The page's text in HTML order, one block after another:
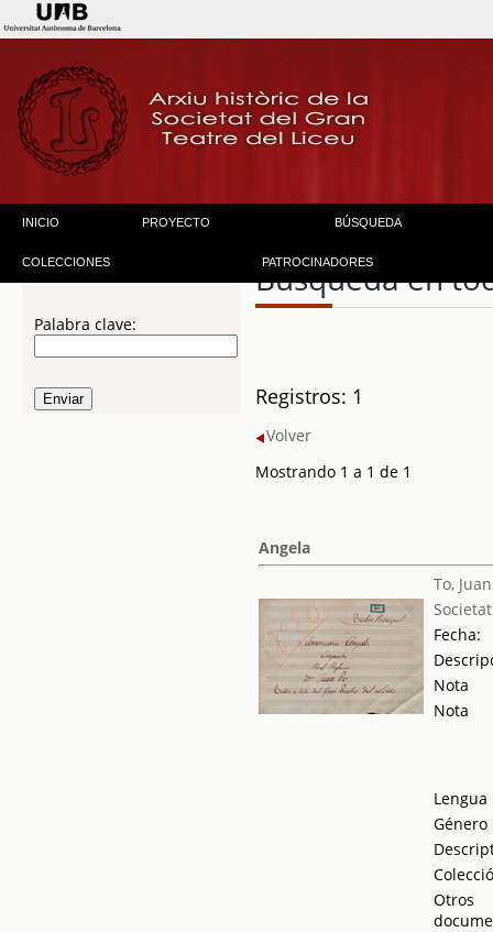
INICIO PROYECTO BÚSQUEDA
COLECCIONES PATROCINADORES
Palabra clave:
Búsqueda en
Registros: 1
Volver
Mostrando 1 a 1 de 1
Angela
To, Juan
Fecha:
Nota
Nota
Lengua
Género
Otros